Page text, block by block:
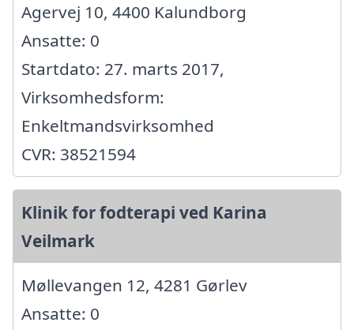
Agervej 10, 4400 Kalundborg
Ansatte: 0
Startdato: 27. marts 2017,
Virksomhedsform:
Enkeltmandsvirksomhed
CVR: 38521594
Klinik for fodterapi ved Karina
Veilmark
Møllevangen 12, 4281 Gørlev
Ansatte: 0